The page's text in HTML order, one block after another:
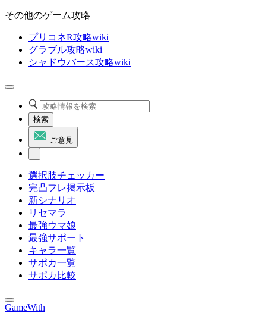
その他のゲーム攻略
プリコネR攻略wiki
グラブル攻略wiki
シャドウバース攻略wiki
検索
ご意見
選択肢チェッカー
完凸フレ掲示板
新シナリオ
リセマラ
最強ウマ娘
最強サポート
キャラ一覧
サポカ一覧
サポカ比較
GameWith